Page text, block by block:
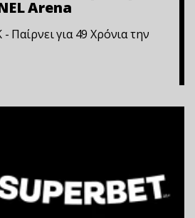
Arena
Παίρνει για 49 Xρόνια την